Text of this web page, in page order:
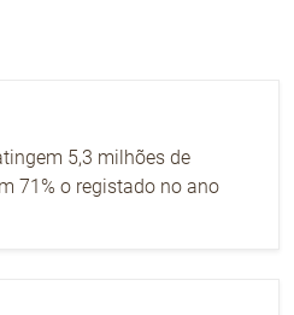
5,3 milhões de
71% o registado no ano